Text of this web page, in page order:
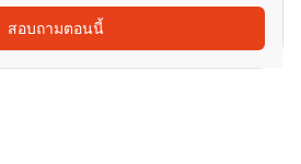
สอบถามตอนนี้